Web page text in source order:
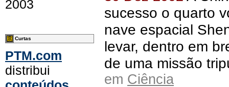
2003
Curtas
PTM.com
distribui
sucesso o quarto
nave espacial
levar, dentro em
de uma missão
em Ciência